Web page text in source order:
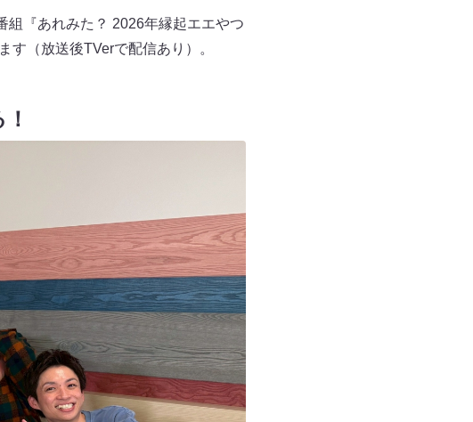
組『あれみた？ 2026年縁起エエやつ
（放送後TVerで配信あり）。